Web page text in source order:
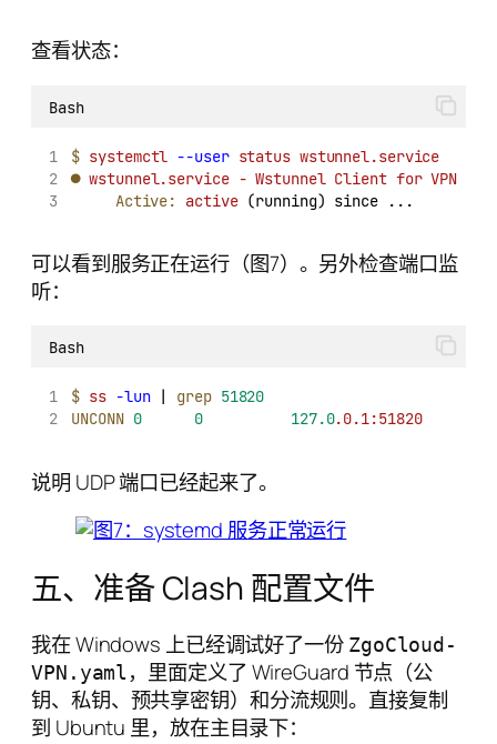
查看状态：
Bash
$ systemctl --user status wstunnel.service
● wstunnel.service - Wstunnel Client for VPN
Active:
active (running) since ...
可以看到服务正在运行（图7）。另外检查端口监
听：
Bash
$ ss -lun | grep 51820
UNCONN 0 0 127.0.0.1:51820
说明 UDP 端口已经起来了。
五、准备 Clash 配置文件
我在 Windows 上已经调试好了一份 ZgoCloud-
VPN.yaml ，里面定义了 WireGuard 节点（公
钥、私钥、预共享密钥）和分流规则。直接复制
到 Ubuntu 里，放在主目录下：